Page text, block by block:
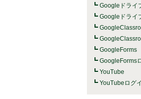
Googleドライ
Googleドライ
GoogleForms
GoogleForms
YouTube
YouTubeログ